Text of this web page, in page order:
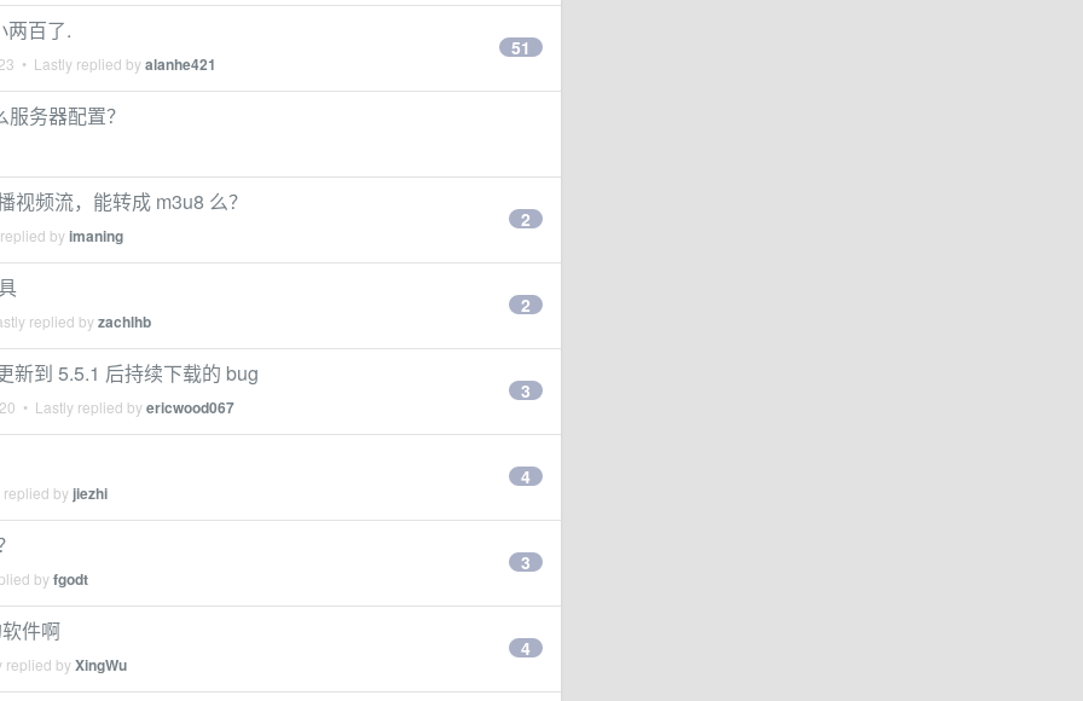
两百了.
• Lastly replied byalanhe421
51
务器配置？
视频流，能转成 m3u8 么？
byimaning
2
replied byzachlhb
2
新到 5.5.1 后持续下载的 bug
• Lastly replied byericwood067
3
by jiezhi
4
byfgodt
3
件啊
byXingWu
4